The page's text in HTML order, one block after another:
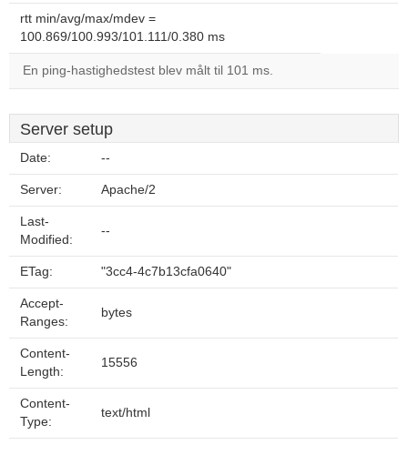
rtt min/avg/max/mdev =
100.869/100.993/101.111/0.380 ms
En ping-hastighedstest blev målt til 101 ms.
Server setup
Date: --
Server: Apache/2
Last-
Modified:
--
ETag: "3cc4-4c7b13cfa0640"
Accept-
Ranges:
bytes
Content-
Length:
15556
Content-
Type:
text/html